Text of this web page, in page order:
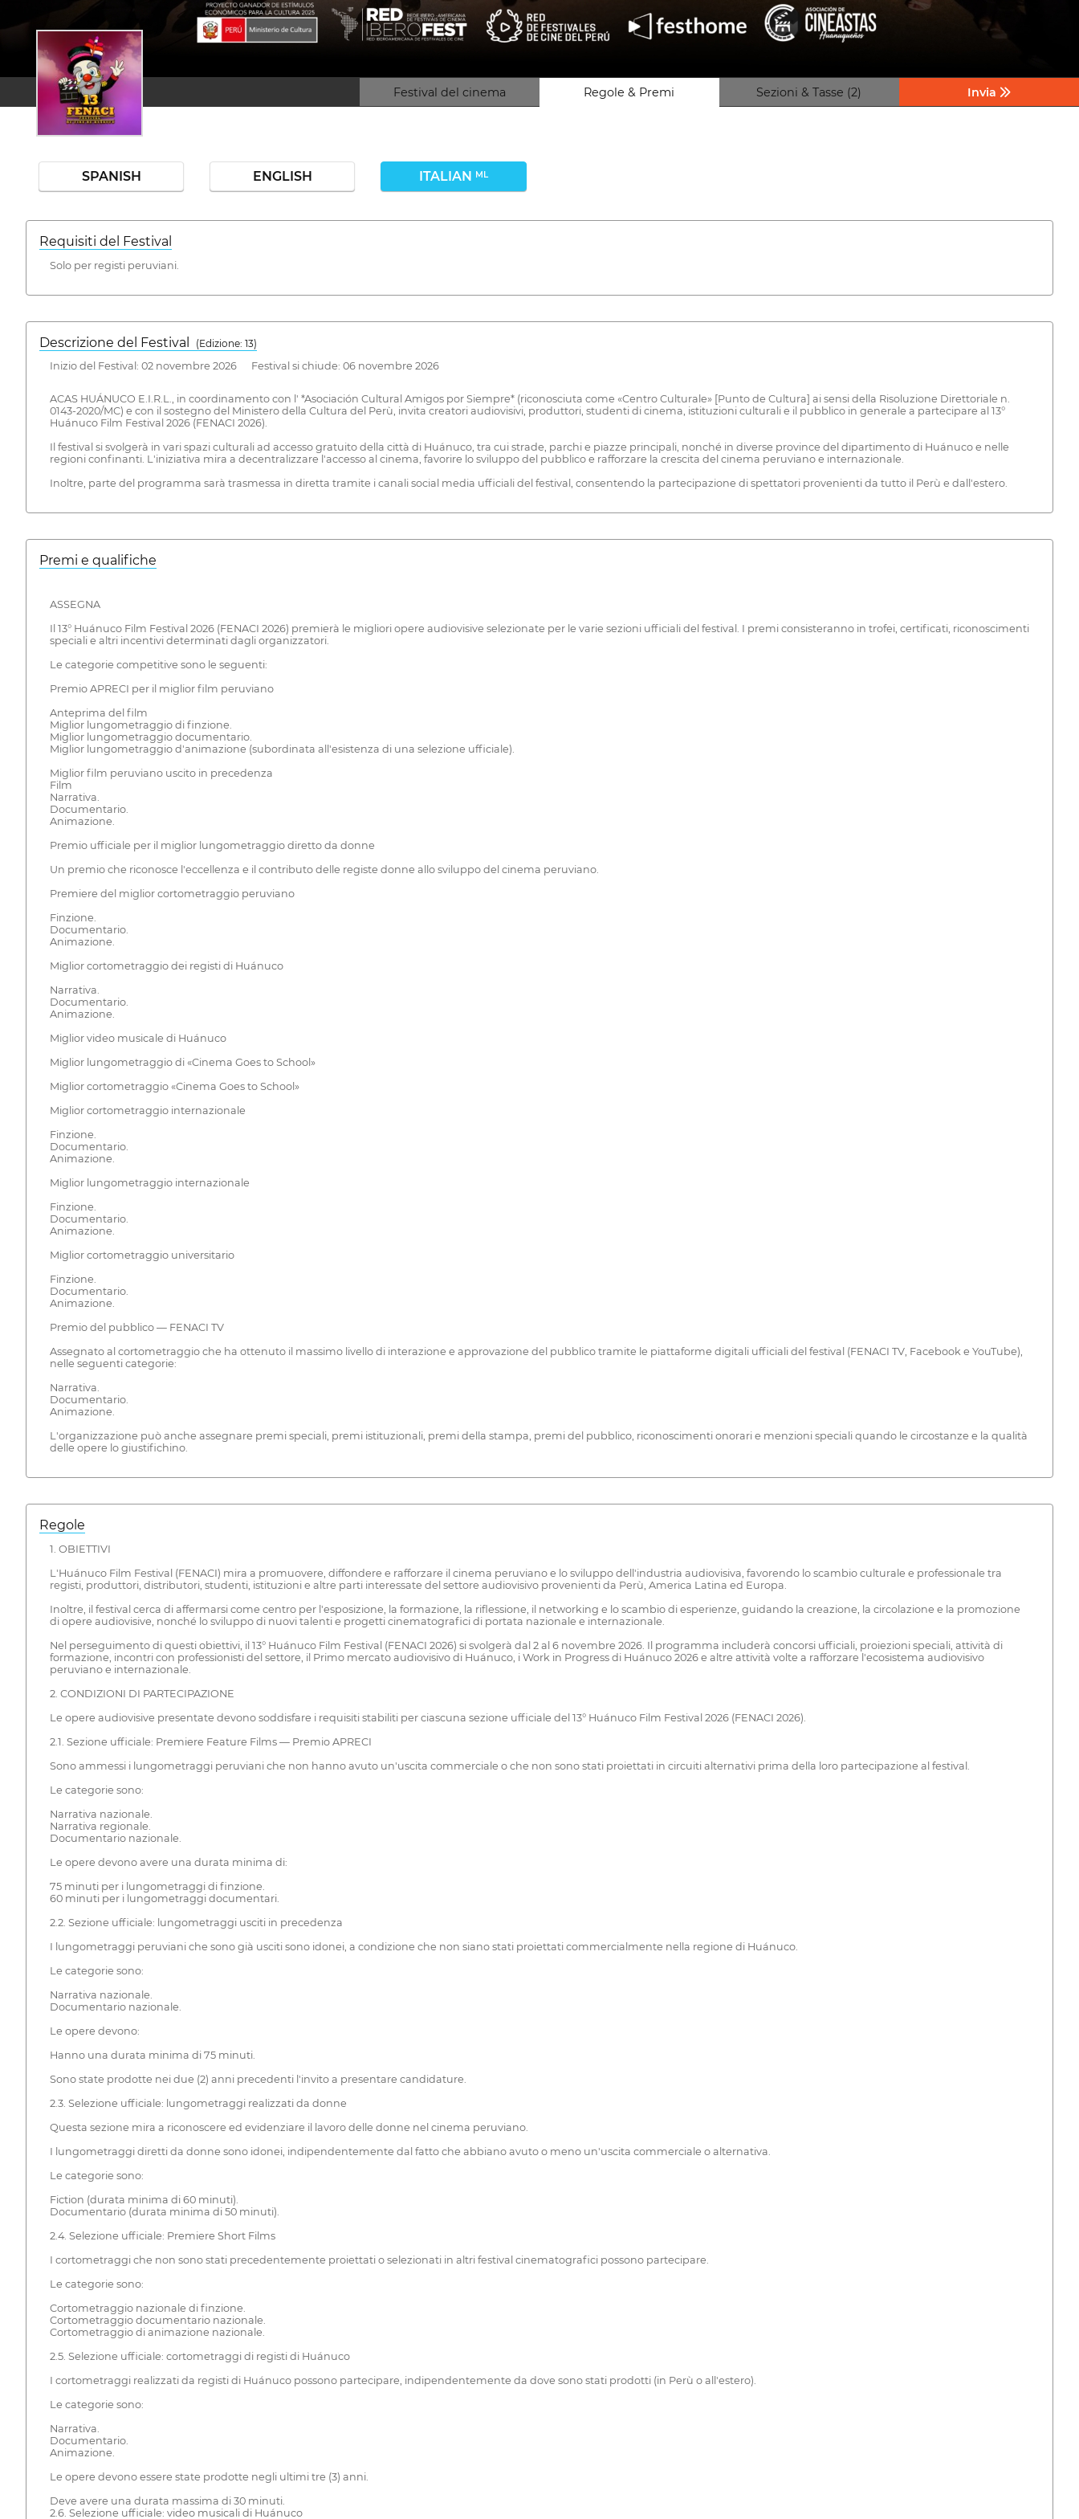
Festival del cinema Regole & Premi Sezioni & Tasse (2) Invia
SPANISH ENGLISH ITALIAN ML
Requisiti del Festival
Solo per registi peruviani.
Descrizione del Festival
( Edizione: 13)
Inizio del Festival: 02 novembre 2026 Festival si chiude: 06 novembre 2026
ACAS HUÁNUCO E.I.R.L., in coordinamento con l' *Asociación Cultural Amigos por Siempre* (riconosciuta come «Centro Culturale» [Punto de Cultura] ai sensi della Risoluzione Direttoriale n.
0143-2020/MC) e con il sostegno del Ministero della Cultura del Perù, invita creatori audiovisivi, produttori, studenti di cinema, istituzioni culturali e il pubblico in generale a partecipare al 13°
Huánuco Film Festival 2026 (FENACI 2026).
Il festival si svolgerà in vari spazi culturali ad accesso gratuito della città di Huánuco, tra cui strade, parchi e piazze principali, nonché in diverse province del dipartimento di Huánuco e nelle
regioni confinanti. L'iniziativa mira a decentralizzare l'accesso al cinema, favorire lo sviluppo del pubblico e rafforzare la crescita del cinema peruviano e internazionale.
Inoltre, parte del programma sarà trasmessa in diretta tramite i canali social media ufficiali del festival, consentendo la partecipazione di spettatori provenienti da tutto il Perù e dall'estero.
Premi e qualifiche
ASSEGNA
Il 13° Huánuco Film Festival 2026 (FENACI 2026) premierà le migliori opere audiovisive selezionate per le varie sezioni ufficiali del festival. I premi consisteranno in trofei, certificati, riconoscimenti
speciali e altri incentivi determinati dagli organizzatori.
Le categorie competitive sono le seguenti:
Premio APRECI per il miglior film peruviano
Anteprima del film
Miglior lungometraggio di finzione.
Miglior lungometraggio documentario.
Miglior lungometraggio d'animazione (subordinata all'esistenza di una selezione ufficiale).
Miglior film peruviano uscito in precedenza
Film
Narrativa.
Documentario.
Animazione.
Premio ufficiale per il miglior lungometraggio diretto da donne
Un premio che riconosce l'eccellenza e il contributo delle registe donne allo sviluppo del cinema peruviano.
Premiere del miglior cortometraggio peruviano
Finzione.
Documentario.
Animazione.
Miglior cortometraggio dei registi di Huánuco
Narrativa.
Documentario.
Animazione.
Miglior video musicale di Huánuco
Miglior lungometraggio di «Cinema Goes to School»
Miglior cortometraggio «Cinema Goes to School»
Miglior cortometraggio internazionale
Finzione.
Documentario.
Animazione.
Miglior lungometraggio internazionale
Finzione.
Documentario.
Animazione.
Miglior cortometraggio universitario
Finzione.
Documentario.
Animazione.
Premio del pubblico — FENACI TV
Assegnato al cortometraggio che ha ottenuto il massimo livello di interazione e approvazione del pubblico tramite le piattaforme digitali ufficiali del festival (FENACI TV, Facebook e YouTube),
nelle seguenti categorie:
Narrativa.
Documentario.
Animazione.
L'organizzazione può anche assegnare premi speciali, premi istituzionali, premi della stampa, premi del pubblico, riconoscimenti onorari e menzioni speciali quando le circostanze e la qualità
delle opere lo giustifichino.
Regole
1. OBIETTIVI
L'Huánuco Film Festival (FENACI) mira a promuovere, diffondere e rafforzare il cinema peruviano e lo sviluppo dell'industria audiovisiva, favorendo lo scambio culturale e professionale tra
registi, produttori, distributori, studenti, istituzioni e altre parti interessate del settore audiovisivo provenienti da Perù, America Latina ed Europa.
Inoltre, il festival cerca di affermarsi come centro per l'esposizione, la formazione, la riflessione, il networking e lo scambio di esperienze, guidando la creazione, la circolazione e la promozione
di opere audiovisive, nonché lo sviluppo di nuovi talenti e progetti cinematografici di portata nazionale e internazionale.
Nel perseguimento di questi obiettivi, il 13° Huánuco Film Festival (FENACI 2026) si svolgerà dal 2 al 6 novembre 2026. Il programma includerà concorsi ufficiali, proiezioni speciali, attività di
formazione, incontri con professionisti del settore, il Primo mercato audiovisivo di Huánuco, i Work in Progress di Huánuco 2026 e altre attività volte a rafforzare l'ecosistema audiovisivo
peruviano e internazionale.
2. CONDIZIONI DI PARTECIPAZIONE
Le opere audiovisive presentate devono soddisfare i requisiti stabiliti per ciascuna sezione ufficiale del 13° Huánuco Film Festival 2026 (FENACI 2026).
2.1. Sezione ufficiale: Premiere Feature Films — Premio APRECI
Sono ammessi i lungometraggi peruviani che non hanno avuto un'uscita commerciale o che non sono stati proiettati in circuiti alternativi prima della loro partecipazione al festival.
Le categorie sono:
Narrativa nazionale.
Narrativa regionale.
Documentario nazionale.
Le opere devono avere una durata minima di:
75 minuti per i lungometraggi di finzione.
60 minuti per i lungometraggi documentari.
2.2. Sezione ufficiale: lungometraggi usciti in precedenza
I lungometraggi peruviani che sono già usciti sono idonei, a condizione che non siano stati proiettati commercialmente nella regione di Huánuco.
Le categorie sono:
Narrativa nazionale.
Documentario nazionale.
Le opere devono:
Hanno una durata minima di 75 minuti.
Sono state prodotte nei due (2) anni precedenti l'invito a presentare candidature.
2.3. Selezione ufficiale: lungometraggi realizzati da donne
Questa sezione mira a riconoscere ed evidenziare il lavoro delle donne nel cinema peruviano.
I lungometraggi diretti da donne sono idonei, indipendentemente dal fatto che abbiano avuto o meno un'uscita commerciale o alternativa.
Le categorie sono:
Fiction (durata minima di 60 minuti).
Documentario (durata minima di 50 minuti).
2.4. Selezione ufficiale: Premiere Short Films
I cortometraggi che non sono stati precedentemente proiettati o selezionati in altri festival cinematografici possono partecipare.
Le categorie sono:
Cortometraggio nazionale di finzione.
Cortometraggio documentario nazionale.
Cortometraggio di animazione nazionale.
2.5. Selezione ufficiale: cortometraggi di registi di Huánuco
I cortometraggi realizzati da registi di Huánuco possono partecipare, indipendentemente da dove sono stati prodotti (in Perù o all'estero).
Le categorie sono:
Narrativa.
Documentario.
Animazione.
Le opere devono essere state prodotte negli ultimi tre (3) anni.
Deve avere una durata massima di 30 minuti.
2.6. Selezione ufficiale: video musicali di Huánuco